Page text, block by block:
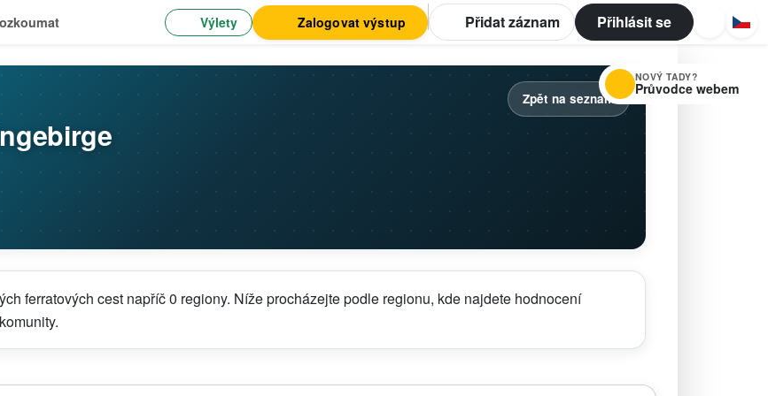
Výlety Zalogovat výstup Přidat záznam Přihlásit se
Zpět na seznam
ferratových cest napříč 0 regiony. Níže procházejte podle regionu, kde najdete hodnocení
NOVÝ TADY?
Průvodce webem